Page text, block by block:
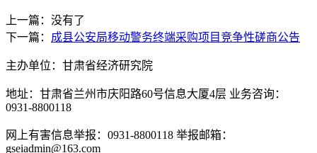
上一篇：没有了
下一篇： 成县公安局移动警务终端采购项目竞争性磋商公告
主办单位：甘肃省经济研究院
地址：甘肃省兰州市庆阳路60号信息大厦4层 业务咨询：
0931-8800118
网上有害信息举报：0931-8800118 举报邮箱：
gseiadmin@163.com